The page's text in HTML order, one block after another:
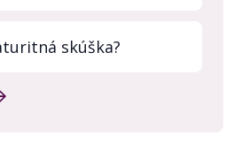
skúška?